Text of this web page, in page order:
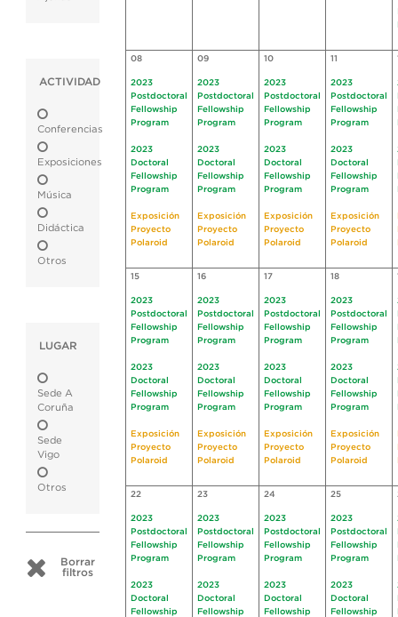
ACTIVIDAD
Conferencias
Exposiciones
Música
Didáctica
Otros
LUGAR
Sede A
Coruña
Sede
Vigo
Otros
Borrar
filtros
08
2023
Postdoctoral
Fellowship
Program
2023
Doctoral
Fellowship
Program
Exposición
Proyecto
Polaroid
09
2023
Postdoctoral
Fellowship
Program
2023
Doctoral
Fellowship
Program
Exposición
Proyecto
Polaroid
10
2023
Postdoctoral
Fellowship
Program
2023
Doctoral
Fellowship
Program
Exposición
Proyecto
Polaroid
11
2023
Postdoctoral
Fellowship
Program
2023
Doctoral
Fellowship
Program
Exposición
Proyecto
Polaroid
15
2023
Postdoctoral
Fellowship
Program
2023
Doctoral
Fellowship
Program
Exposición
Proyecto
Polaroid
16
2023
Postdoctoral
Fellowship
Program
2023
Doctoral
Fellowship
Program
Exposición
Proyecto
Polaroid
17
2023
Postdoctoral
Fellowship
Program
2023
Doctoral
Fellowship
Program
Exposición
Proyecto
Polaroid
18
2023
Postdoctoral
Fellowship
Program
2023
Doctoral
Fellowship
Program
Exposición
Proyecto
Polaroid
22
2023
Postdoctoral
Fellowship
Program
2023
Doctoral
Fellowship
23
2023
Postdoctoral
Fellowship
Program
2023
Doctoral
Fellowship
24
2023
Postdoctoral
Fellowship
Program
2023
Doctoral
Fellowship
25
2023
Postdoctoral
Fellowship
Program
2023
Doctoral
Fellowship